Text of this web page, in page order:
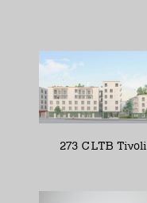
273 CLTB Tivoli